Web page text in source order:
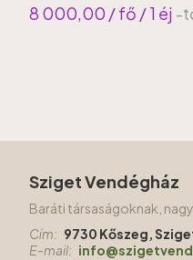
8 000,00 / fő / 1 éj -
Sziget Vendégház
Baráti társaságoknak,
Cím: 9730 Kőszeg,
E-mail: